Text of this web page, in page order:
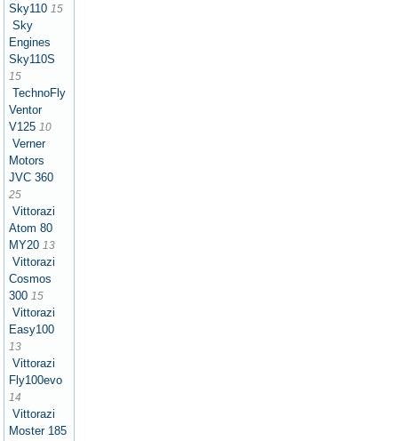
Sky110 15
Sky
Engines
Sky110S
15
TechnoFly
Ventor
V125 10
Verner
Motors
JVC 360
25
Vittorazi
Atom 80
MY20 13
Vittorazi
Cosmos
300 15
Vittorazi
Easy100
13
Vittorazi
Fly100evo
14
Vittorazi
Moster 185